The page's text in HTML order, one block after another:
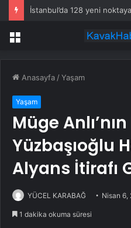
İstanbul’da 128 yeni
Menü
Anasayfa /Yaşam
Yaşam
Müge
Yüzbaşıoğlu
Alyans İtirafı
YÜCEL KARABAĞ Nisan 6,
1 dakika okuma süresi